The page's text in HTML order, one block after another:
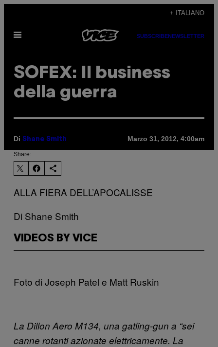
contenuto
+ ITALIANO
Apri
SUBSCRIBENEWSLETTER
SOFEX: Il business
della guerra
Di Shane Smith Marzo 31, 2012, 4:00am
Share:
ALLA FIERA DELL’APOCALISSE
Di Shane Smith
VIDEOS BY VICE
Foto di Joseph Patel e Matt Ruskin
La Dillon Aero M134, una gatling-gun a “sei
canne rotanti azionate elettricamente. La